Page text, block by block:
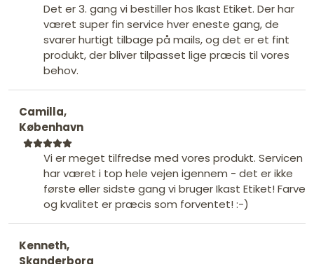
Det er 3. gang vi bestiller hos Ikast Etiket. Der har
været super fin service hver eneste gang, de
svarer hurtigt tilbage på mails, og det er et fint
produkt, der bliver tilpasset lige præcis til vores
behov.
Camilla,
København
Vi er meget tilfredse med vores produkt. Servicen
har været i top hele vejen igennem - det er ikke
første eller sidste gang vi bruger Ikast Etiket! Farve
og kvalitet er præcis som forventet! :-)
Kenneth,
Skanderborg